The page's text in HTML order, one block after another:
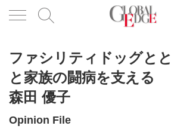
ファシリティドッグと
と家族の闘病を支える
森田 優子
Opinion File